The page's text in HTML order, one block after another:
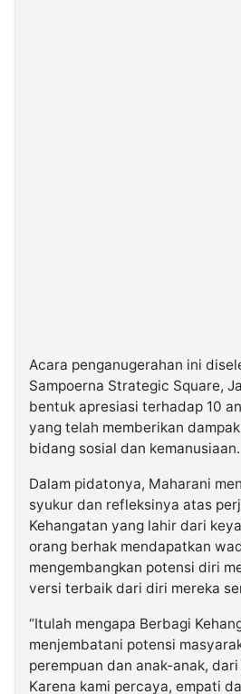
Acara penganugerahan ini
Sampoerna Strategic Square,
bentuk apresiasi terhadap 10
yang telah memberikan
bidang sosial dan kemanusiaan.
Dalam pidatonya, Maharani
syukur dan refleksinya atas
Kehangatan yang lahir dari
orang berhak mendapatkan
mengembangkan potensi diri
versi terbaik dari diri mereka
“Itulah mengapa Berbagi
menjembatani potensi
perempuan dan anak-anak,
Karena kami percaya, empati